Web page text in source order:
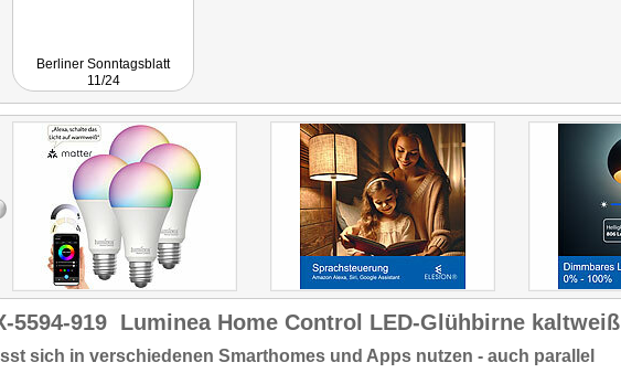
Berliner Sonntagsblatt
11/24
5594-919 Luminea Home Control LED-Glühbirne kaltweiß
sich in verschiedenen Smarthomes und Apps nutzen - auch parallel